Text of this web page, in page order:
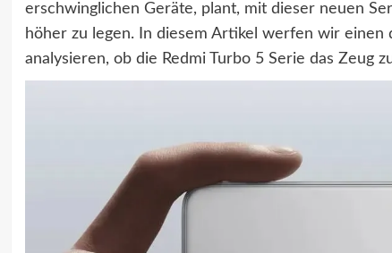
erschwinglichen Geräte, plant, mit dieser neuen
höher zu legen. In diesem Artikel werfen wir
analysieren, ob die Redmi Turbo 5 Serie das Zeug